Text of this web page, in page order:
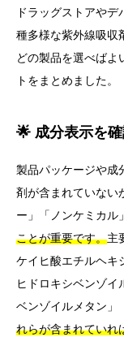
ドラッグストアや
種多様な紫外線吸収
どの製品を選べばよ
トをまとめました。
🌟 成分表示を
製品パッケージや成
剤が含まれていない
ー」「ノンケミカル
ことが重要です。主
ケイヒ酸エチルヘキ
ヒドロキシベンゾイ
ベンゾイルメタン」
れらが含まれていれ